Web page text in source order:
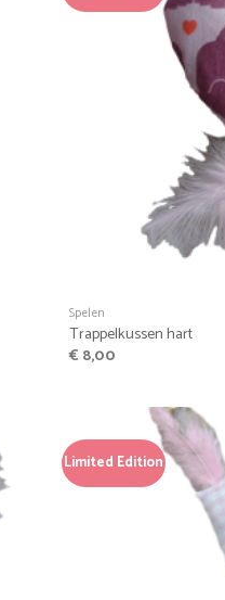
Spelen
Trappelkussen hart
€ 8,00
Limited Edition